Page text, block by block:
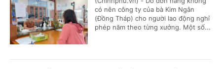
có nên công ty của bà Kim Ngân
(Đồng Tháp) cho người lao động nghỉ
phép năm theo từng xưởng. Một số...